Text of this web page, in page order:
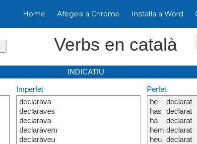
Home Afegeix a Chrome Instal·la a Word
Verbs en català
INDICATIU
Imperfet
declarava
declaraves
declarava
declaràvem
declaràveu
Perfet
he
has
ha
hem
heu
declarat
declarat
declarat
declarat
declarat